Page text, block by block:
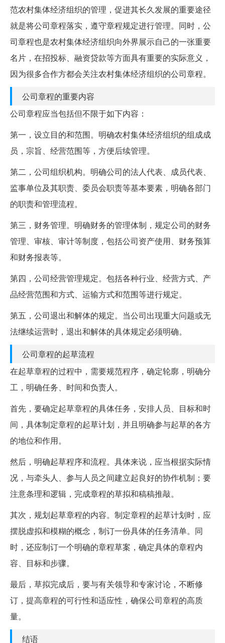
范农村集体经济组织的管理，促进其长久发展的重要途径
就是将公司章程落实，遵守章程规定进行管理。同时，公
司章程也是农村集体经济组织向外界展示自己的一张重要
名片，在招投标、融资贷款等方面具有重要的实际意义，
因为很多合作方都会关注农村集体经济组织的公司章程。
公司章程的重要内容
公司章程应当包括但不限于如下内容：
第一，设立目的和范围。明确农村集体经济组织的组成成
员，宗旨、经营范围等，方便后续管理。
第二，公司组织机构。明确公司的法人代表、成员代表、
监事单位及其职责、委员会职责等基本要素，明确各部门
的职责和管理流程。
第三，财务管理。明确财务的管理体制，规定公司的财务
管理、审核、审计等制度，包括公司资产使用、财务预算
和财务报表等。
第四，公司经营管理规定。包括各种行业、经营方式、产
品经营范围和方式、运输方式和范围等进行规定。
第五，公司退出和解体的规定。当公司出现重大问题或无
法继续运营时，退出和解体的具体规定必须明确。
公司章程的起草流程
在起草章程的过程中，需要规范程序，确定轮廓，明确分
工，明确任务、时间和负责人。
首先，要确定起草章程的具体任务，安排人员、目标和时
间，具体制定章程的起草计划，并且明确参与起草的各方
的地位和作用。
然后，明确起草程序和流程。具体来说，应当根据实际情
况，与牵头人、参与人员之间建立起良好的协作机制；要
注意条理和逻辑，完成章程的草拟和稿稿推敲。
其次，规划起草章程的内容。制定章程的起草计划时，应
摆脱虚拟和模糊的概念，制订一份具体的任务清单。同
时，还应制订一个明确的章程草案，确定具体的章程内
容、目标和步骤。
最后，草拟完成后，要与有关领导和专家讨论，不断修
订，提高章程的可行性和适应性，确保公司章程的高质
量。
结语